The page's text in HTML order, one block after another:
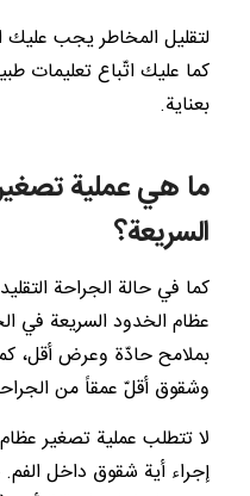
لتقليل المخاطر يجب
كما عليك اتّباع تعليمات
بعناية.
ما هي عملية
السريعة؟
كما في حالة الجراحة
عظام الخدود السريعة في
بملامح حادّة وعرض أقل،
وشقوق أقلّ عمقاً من
لا تتطلب عملية تصغير
إجراء أية شقوق داخل